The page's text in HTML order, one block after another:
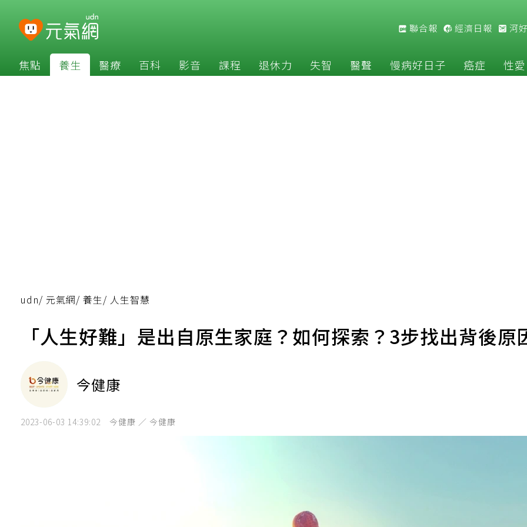
聯合報 經濟日報 河
焦點 養生 醫療 百科 影音 課程 退休力 失智 醫聲 慢病好日子 癌症 性愛
udn/ 元氣網/ 養生/ 人生智慧
「人生好難」是出自原生家庭？如何探索？3步找出背後原
今健康
2023-06-03 14:39:02 今健康 ／ 今健康